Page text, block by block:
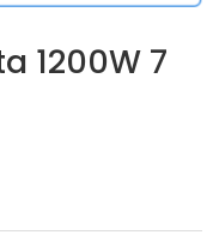
1200W 7